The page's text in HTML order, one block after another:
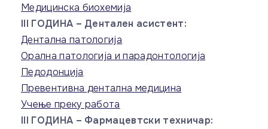
Медицинска биохемија
III ГОДИНА – Дентален асистент:
Дентална патологија
Орална патологија и парадонтологија
Педодонција
Превентивна дентална медицина
Учење преку работа
III ГОДИНА – Фармацевтски техничар: